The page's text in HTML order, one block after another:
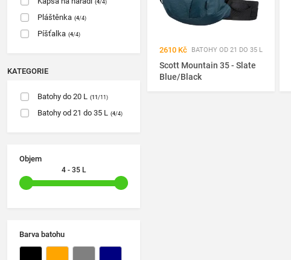
(4/4)
Pláštěnka (4/4)
Píšťalka (4/4)
KATEGORIE
Batohy do 20 L (11 /11)
Batohy od 21 do 35 L (4/4)
Objem
4 - 35 L
Barva batohu
2610 Kč BATOHY OD 21 DO 35 L
Scott Mountain 35 - Slate
Blue/Black